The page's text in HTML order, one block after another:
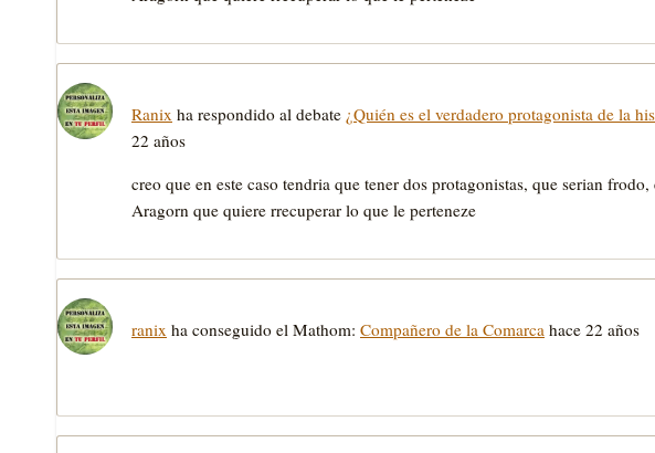
Ranix ha respondido al debate ¿Quién es el verdadero protagonista de la
22 años
creo que en este caso tendria que tener dos protagonistas, que serian
Aragorn que quiere rrecuperar lo que le perteneze
ranix ha conseguido el Mathom: Compañero de la Comarca hace 22 años